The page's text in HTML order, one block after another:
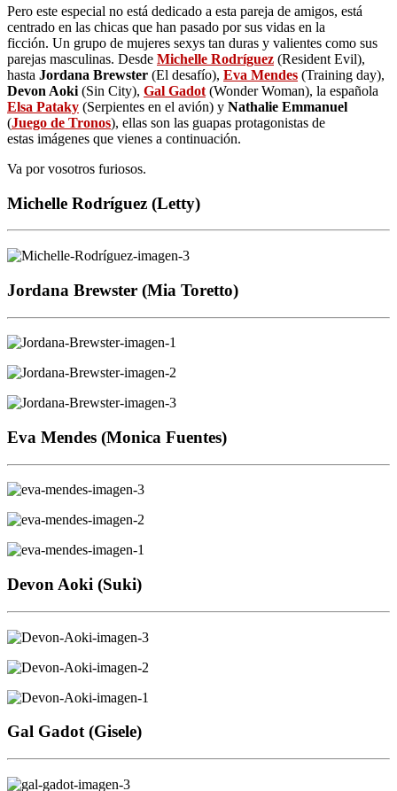
Pero este especial no está dedicado a esta pareja de amigos, está
centrado en las chicas que han pasado por sus vidas en la
ficción. Un grupo de mujeres sexys tan duras y valientes como sus
parejas masculinas. Desde Michelle Rodríguez (Resident Evil),
hasta Jordana Brewster (El desafío), Eva Mendes (Training day),
Devon Aoki (Sin City), Gal Gadot (Wonder Woman), la española
Elsa Pataky (Serpientes en el avión) y Nathalie Emmanuel
(Juego de Tronos), ellas son las guapas protagonistas de
estas imágenes que vienes a continuación.
Va por vosotros furiosos.
Michelle Rodríguez (Letty)
Jordana Brewster (Mia Toretto)
Eva Mendes (Monica Fuentes)
Devon Aoki (Suki)
Gal Gadot (Gisele)